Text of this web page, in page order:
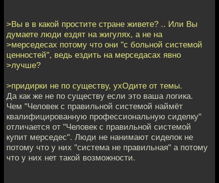
>Вы в в какой простите стране живете? .. Или Вы
думаете люди ездят на жигулях, а не на
>мерседесах потому что они "с больной системой
ценностей", ведь ездить на мерседасах явно
>лучше?
>придирки не по существу, ухОдите от темы.
Да как же не по существу если это ваша логика.
Чем "Человек с правильной системой наймёт
квалифицированную профессиональную сиделку"
отличается от "Человек с правильной системой
купит мерседес". Люди не нанимают сиделок не
потому что у них "система не правильная" а потому
что у них нет такой возможности.